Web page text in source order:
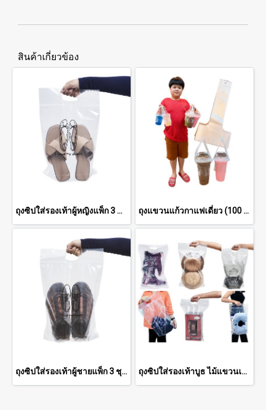
สินค้าเกี่ยวข้อง
ถุงซิปใส่รองเท้าผู้หญิงแพ็ก 3 ชุด (12 ชิ้น) ถุงแขวนแก้วกาแฟเดี่ยว (100 ชิ้น/แพ็ค)
ถุงซิปใส่รองเท้าผู้ชายแพ็ก 3 ชุด (12 ชิ้น) ถุงซิปใส่รองเท้าบูธ ไม้แขวนเสื้อ หมวด ชุดว่ายน้ำ และอื่น ๆ แพ็ก 3 ชุด (12 ชิ้น)